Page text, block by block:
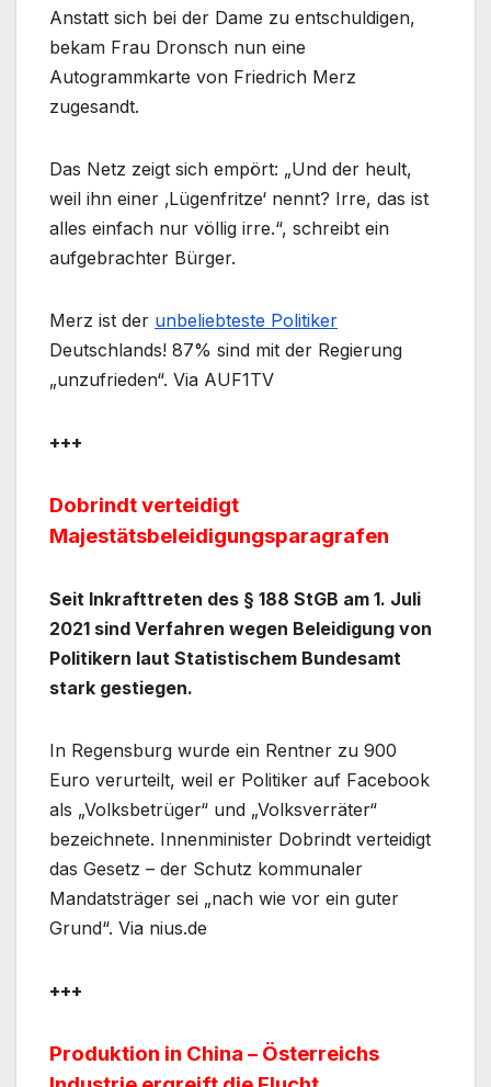
Anstatt sich bei der Dame zu entschuldigen,
bekam Frau Dronsch nun eine
Autogrammkarte von Friedrich Merz
zugesandt.
Das Netz zeigt sich empört: „Und der heult,
weil ihn einer ‚Lügenfritze‘ nennt? Irre, das ist
alles einfach nur völlig irre.“, schreibt ein
aufgebrachter Bürger.
Merz ist der unbeliebteste Politiker
Deutschlands! 87% sind mit der Regierung
„unzufrieden“. Via AUF1TV
+++
Dobrindt verteidigt
Majestätsbeleidigungsparagrafen
Seit Inkrafttreten des § 188 StGB am 1. Juli
2021 sind Verfahren wegen Beleidigung von
Politikern laut Statistischem Bundesamt
stark gestiegen.
In Regensburg wurde ein Rentner zu 900
Euro verurteilt, weil er Politiker auf Facebook
als „Volksbetrüger“ und „Volksverräter“
bezeichnete. Innenminister Dobrindt verteidigt
das Gesetz – der Schutz kommunaler
Mandatsträger sei „nach wie vor ein guter
Grund“. Via nius.de
+++
Produktion in China – Österreichs